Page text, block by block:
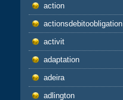
action
actionsdebitoobligation
activit
adaptation
adeira
adlington